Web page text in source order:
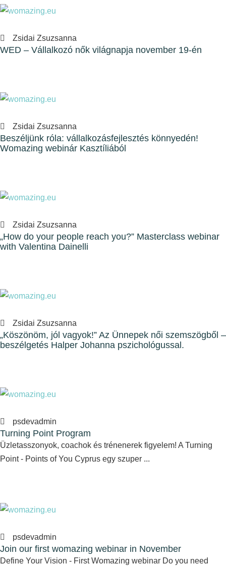
Zsidai Zsuzsanna
WED – Vállalkozó nők világnapja november 19-én
Zsidai Zsuzsanna
Beszéljünk róla: vállalkozásfejlesztés könnyedén!
Womazing webinár Kasztíliából
Zsidai Zsuzsanna
„How do your people reach you?” Masterclass webinar
with Valentina Dainelli
Zsidai Zsuzsanna
„Köszönöm, jól vagyok!” Az Ünnepek női szemszögből –
beszélgetés Halper Johanna pszichológussal.
psdevadmin
Turning Point Program
Üzletasszonyok, coachok és trénenerek figyelem! A Turning
Point - Points of You Cyprus egy szuper ...
psdevadmin
Join our first womazing webinar in November
Define Your Vision - First Womazing webinar Do you need